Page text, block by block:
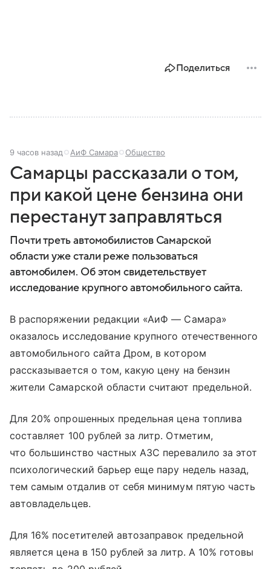
Поделиться
9 часов назад АиФ Самара Общество
Самарцы рассказали о том,
при какой цене бензина они
перестанут заправляться
Почти треть автомобилистов Самарской
области уже стали реже пользоваться
автомобилем. Об этом свидетельствует
исследование крупного автомобильного сайта.
В распоряжении редакции «АиФ — Самара»
оказалось исследование крупного отечественного
автомобильного сайта Дром, в котором
рассказывается о том, какую цену на бензин
жители Самарской области считают предельной.
Для 20% опрошенных предельная цена топлива
составляет 100 рублей за литр. Отметим,
что большинство частных АЗС перевалило за этот
психологический барьер еще пару недель назад,
тем самым отдалив от себя минимум пятую часть
автовладельцев.
Для 16% посетителей автозаправок предельной
является цена в 150 рублей за литр. А 10% готовы